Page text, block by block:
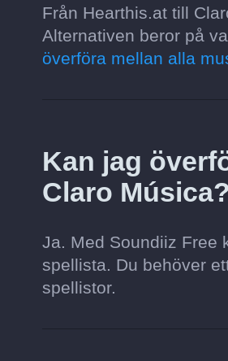
Från Hearthis.at till
Alternativen beror på
överföra mellan alla
Kan jag
Claro Música?
Ja. Med Soundiiz Free
spellista. Du behöver
spellistor.